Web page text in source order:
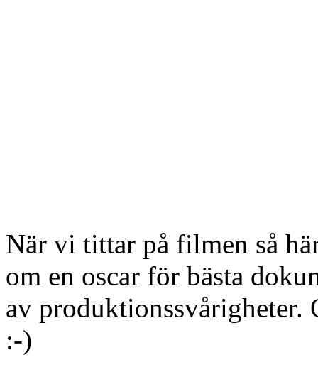
När vi tittar på filmen så
om en oscar för bästa
av produktionssvårigheter.
:-)